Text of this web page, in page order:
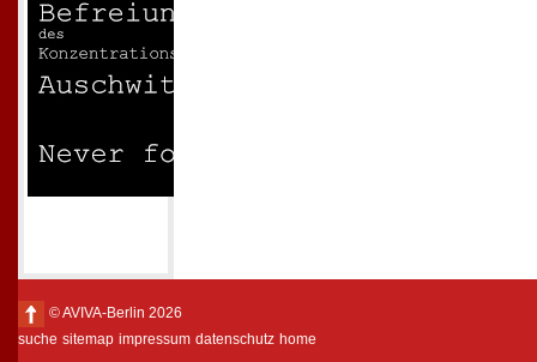
© AVIVA-Berlin 2026
suche sitemap impressum datenschutz home